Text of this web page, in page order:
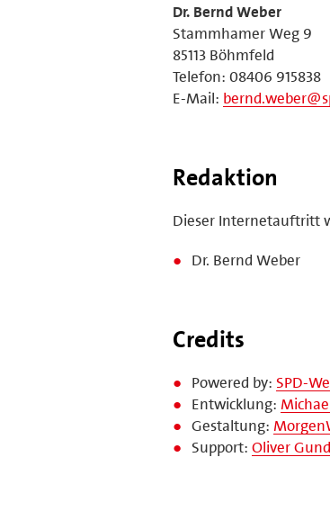
Dr. Bernd Weber
Stammhamer Weg 9
85113 Böhmfeld
Telefon: 08406 915838
E-Mail:
Redaktion
Dieser Internetauftritt
Dr. Bernd Weber
Credits
Powered by: SPD-
Entwicklung:
Gestaltung:
Support:Oliver